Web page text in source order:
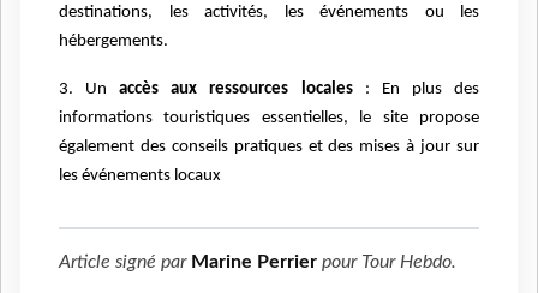
destinations, les activités, les événements ou les
hébergements.
3. Unaccès aux ressources locales: En plus des
informations touristiques essentielles, le site propose
également des conseils pratiques et des mises à jour sur
les événements locaux
Article signé par Marine Perrier pour Tour Hebdo.